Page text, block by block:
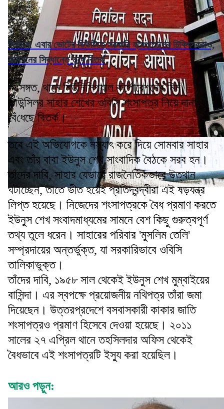
নির্বাচন: এবার ভোটের ডিউটিতে সরকারি হাসপাতালের চিকিৎসকরাও,
কমিশনের সিদ্ধান্তে তুঙ্গে বিতর্ক
প্রসঙ্গত, থানে মিউনিসিপ্যাল কর্পোরেশনের মিম
কাউন্সিলর সাহার শেখের ওবিসি শংসাপত্র নিয়ে দানা
বেঁধেছে বিতর্ক।
তবে এই অভিযোগকে নস্যাৎ করে দিয়ে সোমবার সাহার
এবং তাঁর বাবা ইউনুস শেখ সাংবাদিক বৈঠকে সরব হন।
তাঁদের দাবি, সাহার যেভাবে রাজনৈতিকভাবে উত্থান
ঘটাচ্ছেন, তাতে ভীত হয়েই প্রতিদ্বন্দ্বীরা এই ষড়যন্ত্র
লিপ্ত হয়েছে। নিজেদের শংসাপত্রকে বৈধ প্রমাণ করতে
ইউনুস শেখ সংবাদমাধ্যমের সামনে বেশ কিছু গুরুত্বপূর্ণ
তথ্য তুলে ধরেন। সাহারের পরিবার 'মুসলিম তেলি'
সম্প্রদায়ের অন্তর্ভুক্ত, যা সরকারিভাবে ওবিসি
তালিকাভুক্ত।
তাঁদের দাবি, ১৯৫৮ সাল থেকেই ইউনুস শেখ মুম্বাইয়ের
বাসিন্দা। এর স্বপক্ষে প্রয়োজনীয় নথিপত্র তাঁরা জমা
দিয়েছেন। উত্তরপ্রদেশে বসবাসকারী কাকার জাতি
শংসাপত্রও প্রমাণ হিসেবে দেওয়া হয়েছে। ২০১১
সালের ২৭ এপ্রিল থানে তহসিলদার অফিস থেকেই
বৈধভাবে এই শংসাপত্রটি ইস্যু করা হয়েছিল।
আরও পড়ুন: